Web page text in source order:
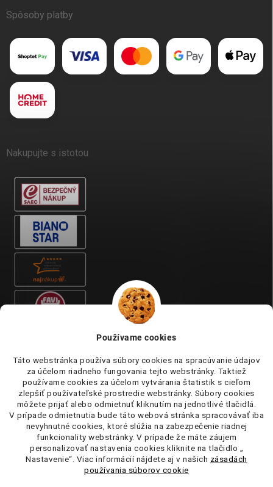
Používame cookies
Táto webstránka používa súbory cookies na spracúvanie údajov
za účelom riadneho fungovania tejto webstránky. Taktiež
používame cookies za účelom vytvárania štatistik s cieľom
zlepšiť používateľské prostredie webstránky. Súbory cookies
môžete prijať alebo odmietnuť kliknutím na jednotlivé tlačidlá.
V prípade odmietnutia bude táto webová stránka spracovávať iba
nevyhnutné cookies, ktoré slúžia na zabezpečenie riadnej
funkcionality webstránky. V prípade že máte záujem
personalizovať nastavenia cookies kliknite na tlačidlo „
Nastavenie“. Viac informácií nájdete aj v našich zásadách
používania súborov cookie
Spôsoby platby
Nakupujte s istotou